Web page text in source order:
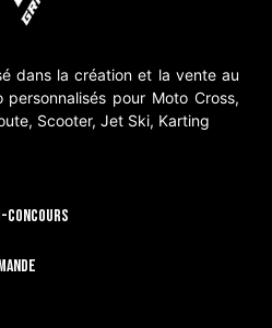
dans la création et la vente au
pour Moto Cross,
Scooter, Jet Ski, Karting